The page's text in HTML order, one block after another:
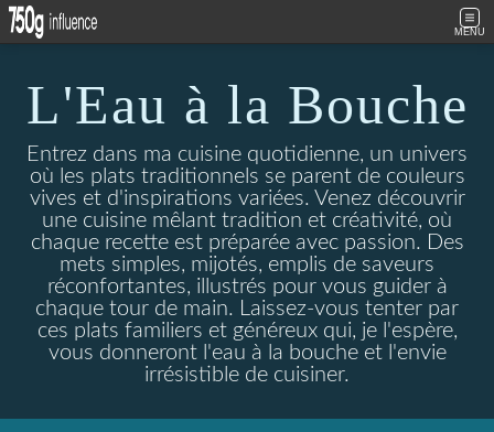
MENU
L'Eau à la Bouche
Entrez dans ma cuisine quotidienne, un univers
où les plats traditionnels se parent de couleurs
vives et d'inspirations variées. Venez découvrir
une cuisine mêlant tradition et créativité, où
chaque recette est préparée avec passion. Des
mets simples, mijotés, emplis de saveurs
réconfortantes, illustrés pour vous guider à
chaque tour de main. Laissez-vous tenter par
ces plats familiers et généreux qui, je l'espère,
vous donneront l'eau à la bouche et l'envie
irrésistible de cuisiner.